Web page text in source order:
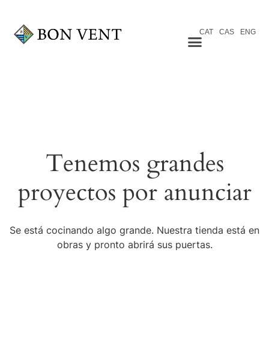
CAT CAS ENG
Tenemos grandes
proyectos por anunciar
Se está cocinando algo grande. Nuestra tienda está en
obras y pronto abrirá sus puertas.